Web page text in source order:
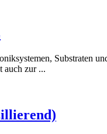
Substraten
auch zur ...